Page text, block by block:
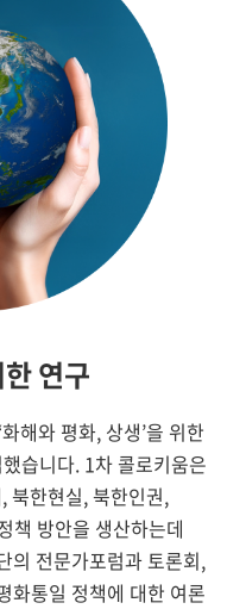
연구
해와 평화, 상생’을 위한
습니다. 1차 콜로키움은
북한현실, 북한인권,
책 방안을 생산하는데
의 전문가포럼과 토론회,
화통일 정책에 대한 여론